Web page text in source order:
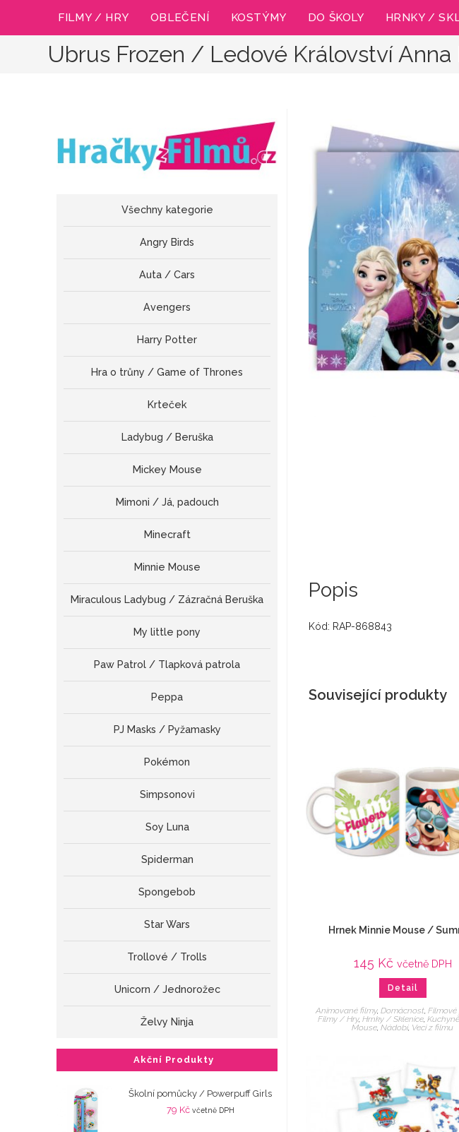
FILMY / HRY OBLEČENÍ KOSTÝMY DO ŠKOLY HRNKY /
Ubrus Frozen / Ledové Království Anna
Popis
Kód: RAP-868843
Související produkty
Hrnek Minnie Mouse /
145 Kč včetně DPH
Detail
Animované filmy, Domácnost,
Filmy / Hry,Hrnky / Sklenice,
Mouse,Nádobí, Veci z filmu
Všechny kategorie
Angry Birds
Auta / Cars
Avengers
Harry Potter
Hra o trůny / Game of Thrones
Krteček
Ladybug / Beruška
Mickey Mouse
Mimoni / Já, padouch
Minecraft
Minnie Mouse
Miraculous Ladybug / Zázračná Beruška
My little pony
Paw Patrol / Tlapková patrola
Peppa
PJ Masks / Pyžamasky
Pokémon
Simpsonovi
Soy Luna
Spiderman
Spongebob
Star Wars
Trollové / Trolls
Unicorn / Jednorožec
Želvy Ninja
Akční Produkty
Školní pomůcky / Powerpuff Girls
79 Kč včetně DPH